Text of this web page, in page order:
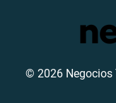
© 2026 Negocios